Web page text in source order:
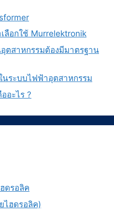
ลือกใช้ Murrelektronik
ตสาหกรรมต้องมีมาตรฐาน
นระบบไฟฟ้าอุตสาหกรรม
อะไร ?
ดรอลิค
ไฮดรอลิค)